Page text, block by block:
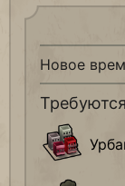
Новое